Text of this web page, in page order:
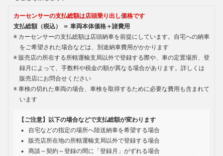
カーセンサーの支払総額は店頭乗り出し価格です
支払総額（税込） ＝ 車両本体価格＋諸費用
カーセンサーの支払総額は店頭納車を前提にしています。自宅への納車
をご希望された場合などは、別途納車費用がかかります
販売店の所在する所轄運輸支局以外で登録する際や、車の定置場所、登
録月によって、手数料や税金の額が異なる場合があります。詳しくは
販売店にお問合せください
車検の切れた車両の場合、車検を取得するために必要な費用も含まれて
います
【ご注意】以下の場合などで支払総額が変わります
自宅などの指定の場所へ陸送納車を希望する場合
販売店所在地の所轄運輸支局以外で登録する場合
商談～契約～登録の間に「登録月」がずれる場合